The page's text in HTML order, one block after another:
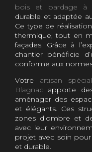
bois et bardage à
durable et adaptée
Ce type de
thermique, tout en
façades. Grâce à
chantier bénéficie
conforme aux
Votre artisan
Blagnac apporte
aménager des
et élégants. Ces
zones d’ombre et
avec leur
projet avec soin
et durable.